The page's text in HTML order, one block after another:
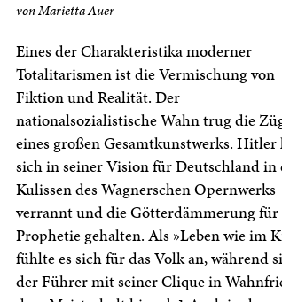
von Marietta Auer
Eines der Charakteristika moderner
Totalitarismen ist die Vermischung von
Fiktion und Realität. Der
nationalsozialistische Wahn trug die
eines großen Gesamtkunstwerks. Hitler
sich in seiner Vision für Deutschland in
Kulissen des Wagnerschen Opernwerks
verrannt und die Götterdämmerung für
Prophetie gehalten. Als »Leben wie im
fühlte es sich für das Volk an, während
der Führer mit seiner Clique in